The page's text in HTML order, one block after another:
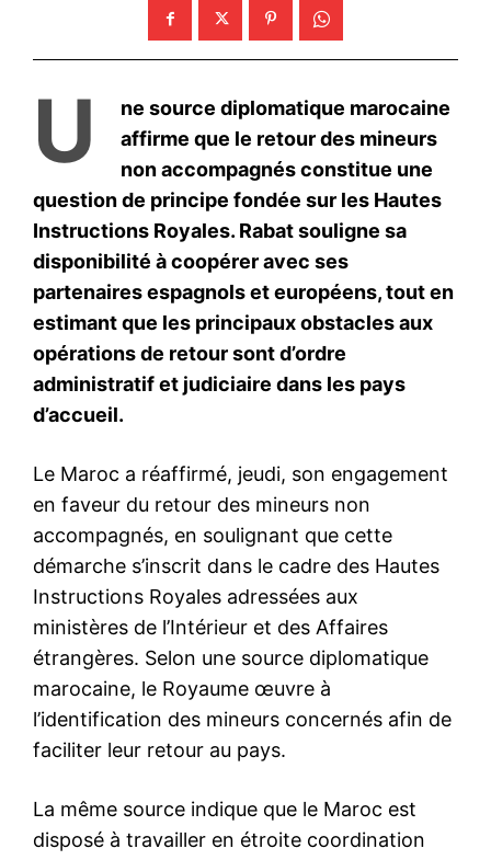
le1.ma
l'intelligence de
l'information